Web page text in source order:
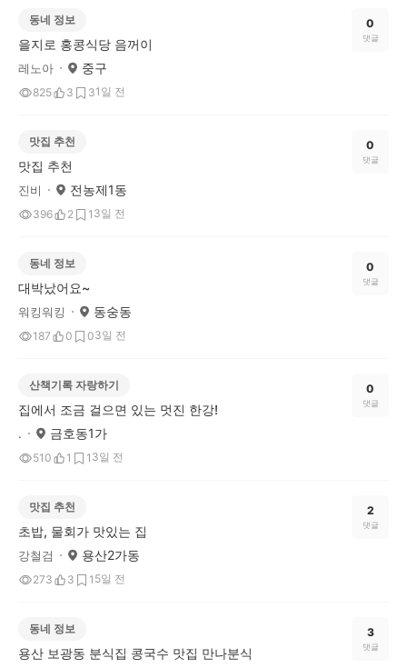
동네 정보
을지로 홍콩식당 음꺼이
레노아 중구
825 3 31일 전
0
댓글
맛집 추천
맛집 추천
진비 전농제1동
396 2 1 3일 전
0
댓글
동네 정보
대박났어요~
워킹워킹 동숭동
187 0 03일 전
0
댓글
산책기록 자랑하기
집에서 조금 걸으면 있는 멋진 한강!
. 금호동1가
510 1 1 3일 전
0
댓글
맛집 추천
초밥, 물회가 맛있는 집
강철검 용산2가동
273 3 1 5일 전
2
댓글
동네 정보
용산 보광동 분식집 콩국수 맛집 만나분식
3
댓글